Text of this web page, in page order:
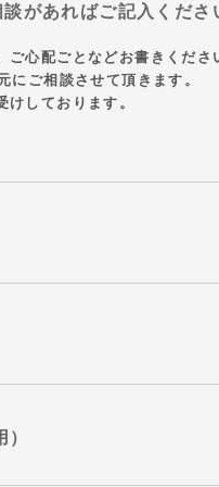
があればご記入くださ
ご心配ごとなどお書きくださ
にご相談させて頂きます。
けしております。